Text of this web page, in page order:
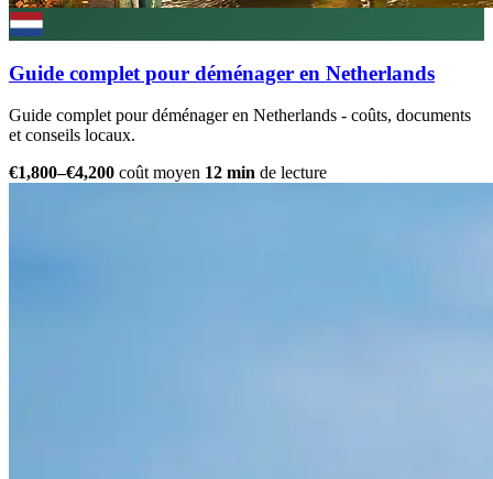
Guide complet pour déménager en Netherlands
Guide complet pour déménager en Netherlands - coûts, documents
et conseils locaux.
€1,800–€4,200 coût moyen 12 min de lecture